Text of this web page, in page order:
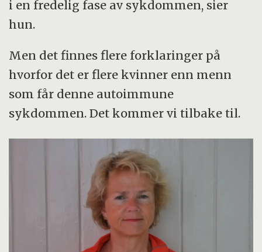
i en fredelig fase av sykdommen, sier
hun.
Men det finnes flere forklaringer på
hvorfor det er flere kvinner enn menn
som får denne autoimmune
sykdommen. Det kommer vi tilbake til.